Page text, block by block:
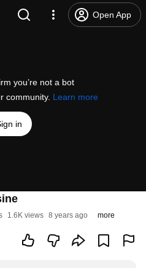
Open App
you’re not a bot
community. Learn more
in
1.6K views 8 years ago more